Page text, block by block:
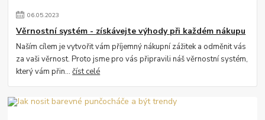
06.05.2023
Věrnostní systém - získávejte výhody při každém nákupu
Naším cílem je vytvořit vám příjemný nákupní zážitek a odměnit vás
za vaši věrnost. Proto jsme pro vás připravili náš věrnostní systém,
který vám přin...číst celé